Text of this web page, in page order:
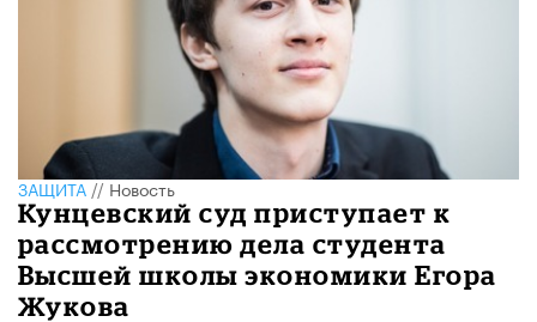
ЗАЩИТА//Новость
Кунцевский суд приступает к
рассмотрению дела студента
Высшей школы экономики Егора
Жукова